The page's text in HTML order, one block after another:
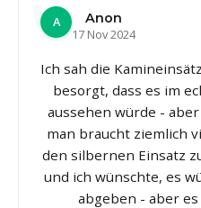
A
Anon
17 Nov 2024
Ich sah die
besorgt, dass es im
aussehen würde -
man braucht ziemlich
den silbernen Einsatz
und ich wünschte, es
abgeben - aber